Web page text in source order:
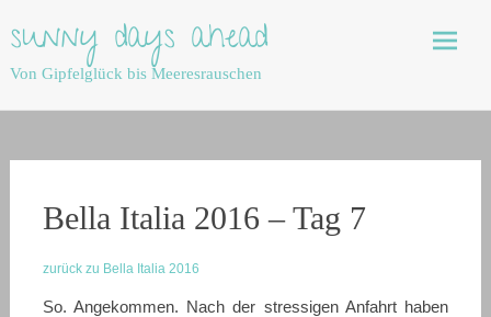
to
content
sunny days ahead
Von Gipfelglück bis Meeresrauschen
Bella Italia 2016 – Tag 7
zurück zu Bella Italia 2016
So. Angekommen. Nach der stressigen Anfahrt haben